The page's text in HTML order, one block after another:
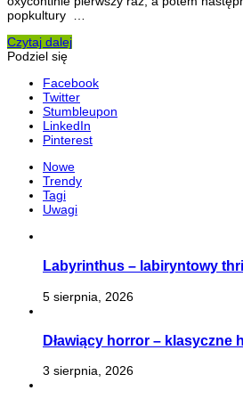
popkultury …
Czytaj dalej
Podziel się
Facebook
Twitter
Stumbleupon
LinkedIn
Pinterest
Nowe
Trendy
Tagi
Uwagi
Labyrinthus – labiryntowy
5 sierpnia, 2026
Dławiący horror –
3 sierpnia, 2026